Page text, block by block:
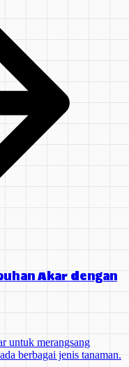
Akar dengan
untuk merangsang
berbagai jenis tanaman.